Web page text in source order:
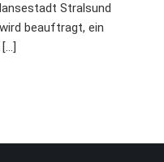
Stralsund
beauftragt, ein